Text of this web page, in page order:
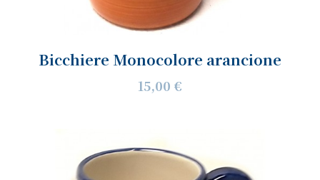
Bicchiere Monocolore arancione
15,00 €